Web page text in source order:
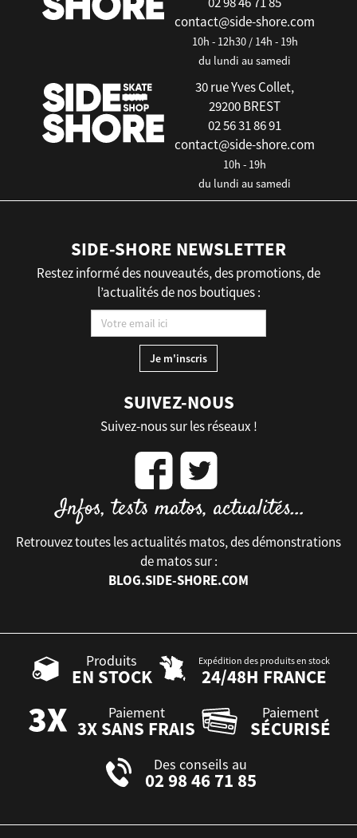
contact@side-shore.com
10h - 12h30 / 14h - 19h
du lundi au samedi
30 rue Yves Collet,
29200 BREST
02 56 31 86 91
contact@side-shore.com
10h - 19h
du lundi au samedi
SIDE-SHORE NEWSLETTER
Restez informé des nouveautés, des promotions, de
l’actualités de nos boutiques :
SUIVEZ-NOUS
Suivez-nous sur les réseaux !
Retrouvez toutes les actualités matos, des démonstrations
de matos sur :
BLOG.SIDE-SHORE.COM
Produits
EN STOCK
Expédition des produits en stock
24/48H FRANCE
Paiement
3X SANS FRAIS
Paiement
SÉCURISÉ
Des conseils au
02 98 46 71 85